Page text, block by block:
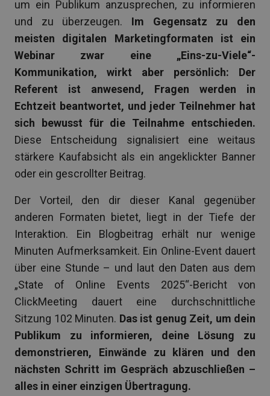
um ein Publikum anzusprechen, zu informieren
und zu überzeugen. Im Gegensatz zu den
meisten digitalen Marketingformaten ist ein
Webinar zwar eine „Eins-zu-Viele“-
Kommunikation, wirkt aber persönlich: Der
Referent ist anwesend, Fragen werden in
Echtzeit beantwortet, und jeder Teilnehmer hat
sich bewusst für die Teilnahme entschieden.
Diese Entscheidung signalisiert eine weitaus
stärkere Kaufabsicht als ein angeklickter Banner
oder ein gescrollter Beitrag.
Der Vorteil, den dir dieser Kanal gegenüber
anderen Formaten bietet, liegt in der Tiefe der
Interaktion. Ein Blogbeitrag erhält nur wenige
Minuten Aufmerksamkeit. Ein Online-Event dauert
über eine Stunde – und laut den Daten aus dem
„State of Online Events 2025“-Bericht von
ClickMeeting dauert eine durchschnittliche
Sitzung 102 Minuten. Das ist genug Zeit, um dein
Publikum zu informieren, deine Lösung zu
demonstrieren, Einwände zu klären und den
nächsten Schritt im Gespräch abzuschließen –
alles in einer einzigen Übertragung.